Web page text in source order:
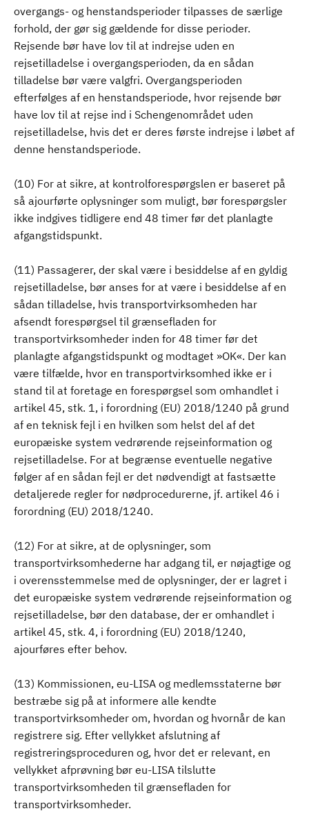
overgangs- og henstandsperioder tilpasses de særlige
forhold, der gør sig gældende for disse perioder.
Rejsende bør have lov til at indrejse uden en
rejsetilladelse i overgangsperioden, da en sådan
tilladelse bør være valgfri. Overgangsperioden
efterfølges af en henstandsperiode, hvor rejsende bør
have lov til at rejse ind i Schengenområdet uden
rejsetilladelse, hvis det er deres første indrejse i løbet af
denne henstandsperiode.
(10) For at sikre, at kontrolforespørgslen er baseret på
så ajourførte oplysninger som muligt, bør forespørgsler
ikke indgives tidligere end 48 timer før det planlagte
afgangstidspunkt.
(11) Passagerer, der skal være i besiddelse af en gyldig
rejsetilladelse, bør anses for at være i besiddelse af en
sådan tilladelse, hvis transportvirksomheden har
afsendt forespørgsel til grænsefladen for
transportvirksomheder inden for 48 timer før det
planlagte afgangstidspunkt og modtaget »OK«. Der kan
være tilfælde, hvor en transportvirksomhed ikke er i
stand til at foretage en forespørgsel som omhandlet i
artikel 45, stk. 1, i forordning (EU) 2018/1240 på grund
af en teknisk fejl i en hvilken som helst del af det
europæiske system vedrørende rejseinformation og
rejsetilladelse. For at begrænse eventuelle negative
følger af en sådan fejl er det nødvendigt at fastsætte
detaljerede regler for nødprocedurerne, jf. artikel 46 i
forordning (EU) 2018/1240.
(12) For at sikre, at de oplysninger, som
transportvirksomhederne har adgang til, er nøjagtige og
i overensstemmelse med de oplysninger, der er lagret i
det europæiske system vedrørende rejseinformation og
rejsetilladelse, bør den database, der er omhandlet i
artikel 45, stk. 4, i forordning (EU) 2018/1240,
ajourføres efter behov.
(13) Kommissionen, eu-LISA og medlemsstaterne bør
bestræbe sig på at informere alle kendte
transportvirksomheder om, hvordan og hvornår de kan
registrere sig. Efter vellykket afslutning af
registreringsproceduren og, hvor det er relevant, en
vellykket afprøvning bør eu-LISA tilslutte
transportvirksomheden til grænsefladen for
transportvirksomheder.